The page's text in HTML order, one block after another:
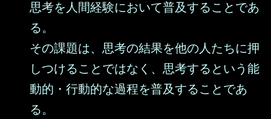
思考を人間経験において普及することであ
る。
その課題は、思考の結果を他の人たちに押
しつけることではなく、思考するという能
動的・行動的な過程を普及することであ
る。